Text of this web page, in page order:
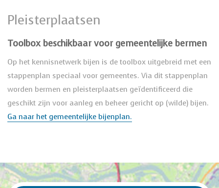
Pleisterplaatsen
Toolbox beschikbaar voor gemeentelijke bermen
Op het kennisnetwerk bijen is de toolbox uitgebreid met een
stappenplan speciaal voor gemeentes. Via dit stappenplan
worden bermen en pleisterplaatsen geïdentificeerd die
geschikt zijn voor aanleg en beheer gericht op (wilde) bijen.
Ga naar het gemeentelijke bijenplan.